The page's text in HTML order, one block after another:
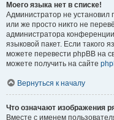
Моего языка нет в списке!
Администратор не
или же просто никто не
администратора
языковой пакет. Если такого
можете перевести phpBB на
можете получить на сайте
Вернуться к началу
Что означают изображения
Вместе с именем